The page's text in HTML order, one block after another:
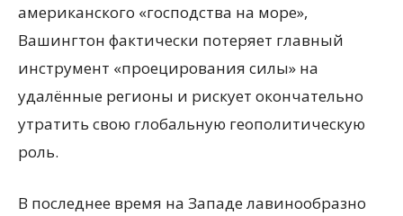
американского «господства на море»,
Вашингтон фактически потеряет главный
инструмент «проецирования силы» на
удалённые регионы и рискует окончательно
утратить свою глобальную геополитическую
роль.
В последнее время на Западе лавинообразно